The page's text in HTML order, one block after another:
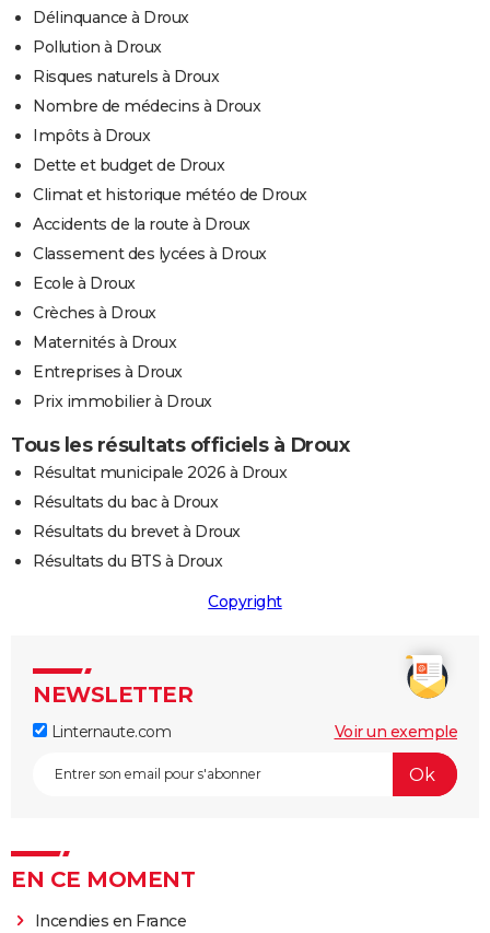
Délinquance à Droux
Pollution à Droux
Risques naturels à Droux
Nombre de médecins à Droux
Impôts à Droux
Dette et budget de Droux
Climat et historique météo de Droux
Accidents de la route à Droux
Classement des lycées à Droux
Ecole à Droux
Crèches à Droux
Maternités à Droux
Entreprises à Droux
Prix immobilier à Droux
Tous les résultats officiels à Droux
Résultat municipale 2026 à Droux
Résultats du bac à Droux
Résultats du brevet à Droux
Résultats du BTS à Droux
Copyright
NEWSLETTER
Linternaute.com Voir un exemple
EN CE MOMENT
Incendies en France